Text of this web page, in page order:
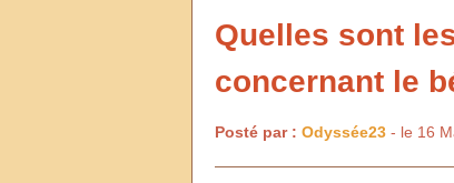
Quelles sont
concernant le
Posté par : Odyssée23 - le 16